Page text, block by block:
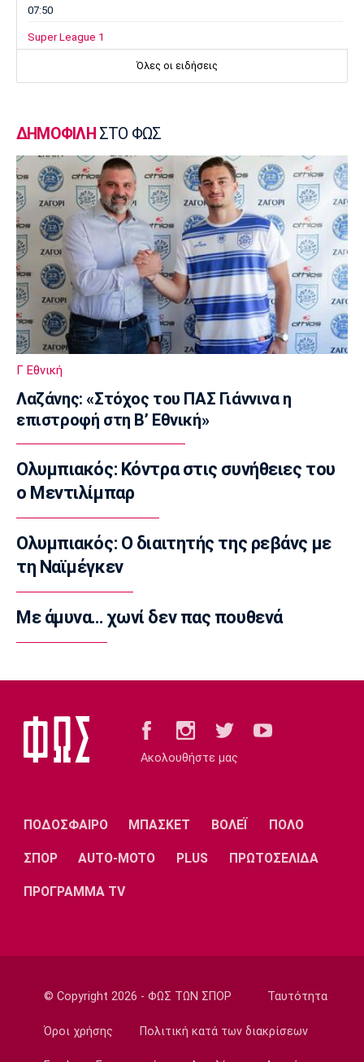
07:50
Super League 1
«Η Λέφσκι Σόφιας απέρριψε πρόταση του
Ολυμπιακού για τον Ακράμ Μπουράς»
Μπιανκόν: «Ο Κωνσταντέλιας έχει τόση
ποιότητα - Η καρδιά μου παραμένει
ερυθρόλευκη»
07:30
Τηλεόραση
Τηλεόραση: Οι αθλητικές μεταδόσεις της
Παρασκευής (7/8)
07:20
Επικαιρότητα
Καιρός: Αίθριος με αραιές νεφώσεις
07:10
Εορτολόγιο: Ποιοι γιορτάζουν σήμερα
Παρασκευή 7 Αυγούστου
07:00
Europa League
Europa League: Παρέλαση της ΤΣΣΚΑ Σόφιας
στο Μπατούμι
Ποδόσφαιρο - Διεθνή
Σαουδική Αραβία: «Χρυσάφι» για Ντεσάν
23:59
Europa League
Ελουστόντο: «Θα τα δώσουμε όλα στο
23:58
Ολυμπιακός: Κόντρα στις συνήθειες του ο
Μεντιλίμπαρ
Λίσι: «Πρέπει να βελτιωθούμε»
Super League 1
Ηρακλής
23:35
Μπρούνο: «Δουλέψαμε καλά στην άμυνα»
Όλες οι ειδήσεις
ΔΗΜΟΦΙΛΗ ΣΤΟ ΦΩΣ
Γ Εθνική
Λαζάνης: «Στόχος του ΠΑΣ Γιάννινα η
επιστροφή στη Β’ Εθνική»
Ολυμπιακός: Κόντρα στις συνήθειες του
ο Μεντιλίμπαρ
Ολυμπιακός: Ο διαιτητής της ρεβάνς με
τη Ναϊμέγκεν
Με άμυνα… χωνί δεν πας πουθενά
Ακολουθήστε μας
ΠΟΔΟΣΦΑΙΡΟ ΜΠΑΣΚΕΤ ΒΟΛΕΪ ΠΟΛΟ
ΣΠΟΡ AUTO-MOTO PLUS ΠΡΩΤΟΣΕΛΙΔΑ
ΠΡΟΓΡΑΜΜΑ TV
© Copyright 2026 - ΦΩΣ ΤΩΝ ΣΠΟΡ Ταυτότητα
Όροι χρήσης Πολιτική κατά των διακρίσεων